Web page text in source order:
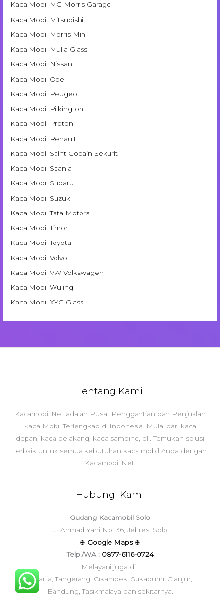
Kaca Mobil MG Morris Garage
Kaca Mobil Mitsubishi
Kaca Mobil Morris Mini
Kaca Mobil Mulia Glass
Kaca Mobil Nissan
Kaca Mobil Opel
Kaca Mobil Peugeot
Kaca Mobil Pilkington
Kaca Mobil Proton
Kaca Mobil Renault
Kaca Mobil Saint Gobain Sekurit
Kaca Mobil Scania
Kaca Mobil Subaru
Kaca Mobil Suzuki
Kaca Mobil Tata Motors
Kaca Mobil Timor
Kaca Mobil Toyota
Kaca Mobil Volvo
Kaca Mobil VW Volkswagen
Kaca Mobil Wuling
Kaca Mobil XYG Glass
Tentang Kami
Kacamobil.Net adalah Pusat Penggantian dan Penjualan
Kaca Mobil Terlengkap di Indonesia. Mulai dari kaca
depan, kaca belakang, kaca samping, dll. Temukan solusi
terbaik untuk semua kebutuhan kaca mobil Anda dengan
Kacamobil.Net.
Hubungi Kami
Gudang Kacamobil Solo
Jl. Ahmad Yani No. 36, Jebres, Solo
⊕ Google Maps ⊕
Telp./WA : 0877-6116-0724
Melayani juga di :
Jakarta, Tangerang, Cikampek, Sukabumi, Cianjur,
Bandung, Tasikmalaya dan sekitarnya.